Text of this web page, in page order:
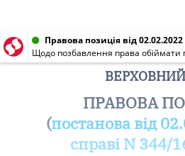
ПРАВОВА
(постанова від
справі N 344/